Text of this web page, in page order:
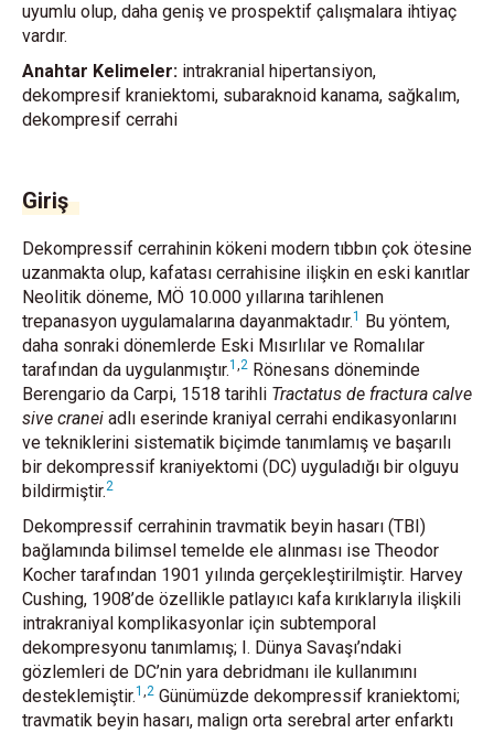
uyumlu olup, daha geniş ve prospektif çalışmalara ihtiyaç
vardır.
Anahtar Kelimeler: intrakranial hipertansiyon,
dekompresif kraniektomi, subaraknoid kanama, sağkalım,
dekompresif cerrahi
Giriş
Dekompressif cerrahinin kökeni modern tıbbın çok ötesine
uzanmakta olup, kafatası cerrahisine ilişkin en eski kanıtlar
Neolitik döneme, MÖ 10.000 yıllarına tarihlenen
trepanasyon uygulamalarına dayanmaktadır.1 Bu yöntem,
daha sonraki dönemlerde Eski Mısırlılar ve Romalılar
tarafından da uygulanmıştır.1 ,2 Rönesans döneminde
Berengario da Carpi, 1518 tarihli Tractatus de fractura calve
sive cranei adlı eserinde kraniyal cerrahi endikasyonlarını
ve tekniklerini sistematik biçimde tanımlamış ve başarılı
bir dekompressif kraniyektomi (DC) uyguladığı bir olguyu
bildirmiştir.2
Dekompressif cerrahinin travmatik beyin hasarı (TBI)
bağlamında bilimsel temelde ele alınması ise Theodor
Kocher tarafından 1901 yılında gerçekleştirilmiştir. Harvey
Cushing, 1908’de özellikle patlayıcı kafa kırıklarıyla ilişkili
intrakraniyal komplikasyonlar için subtemporal
dekompresyonu tanımlamış; I. Dünya Savaşı’ndaki
gözlemleri de DC’nin yara debridmanı ile kullanımını
desteklemiştir.1 ,2 Günümüzde dekompressif kraniektomi;
travmatik beyin hasarı, malign orta serebral arter enfarktı